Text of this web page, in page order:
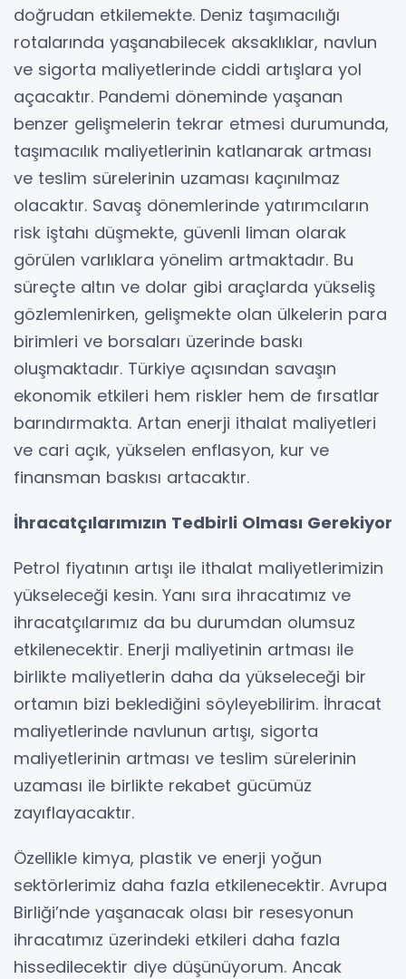
doğrudan etkilemekte. Deniz taşımacılığı
rotalarında yaşanabilecek aksaklıklar, navlun
ve sigorta maliyetlerinde ciddi artışlara yol
açacaktır. Pandemi döneminde yaşanan
benzer gelişmelerin tekrar etmesi durumunda,
taşımacılık maliyetlerinin katlanarak artması
ve teslim sürelerinin uzaması kaçınılmaz
olacaktır. Savaş dönemlerinde yatırımcıların
risk iştahı düşmekte, güvenli liman olarak
görülen varlıklara yönelim artmaktadır. Bu
süreçte altın ve dolar gibi araçlarda yükseliş
gözlemlenirken, gelişmekte olan ülkelerin para
birimleri ve borsaları üzerinde baskı
oluşmaktadır. Türkiye açısından savaşın
ekonomik etkileri hem riskler hem de fırsatlar
barındırmakta. Artan enerji ithalat maliyetleri
ve cari açık, yükselen enflasyon, kur ve
finansman baskısı artacaktır.
İhracatçılarımızın Tedbirli Olması Gerekiyor
Petrol fiyatının artışı ile ithalat maliyetlerimizin
yükseleceği kesin. Yanı sıra ihracatımız ve
ihracatçılarımız da bu durumdan olumsuz
etkilenecektir. Enerji maliyetinin artması ile
birlikte maliyetlerin daha da yükseleceği bir
ortamın bizi beklediğini söyleyebilirim. İhracat
maliyetlerinde navlunun artışı, sigorta
maliyetlerinin artması ve teslim sürelerinin
uzaması ile birlikte rekabet gücümüz
zayıflayacaktır.
Özellikle kimya, plastik ve enerji yoğun
sektörlerimiz daha fazla etkilenecektir. Avrupa
Birliği’nde yaşanacak olası bir resesyonun
ihracatımız üzerindeki etkileri daha fazla
hissedilecektir diye düşünüyorum. Ancak